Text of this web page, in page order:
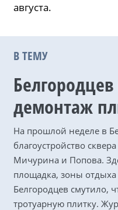
августа.
В ТЕМУ
демонтаж
На прошлой неделе в
благоустройство
Мичурина и Попова.
площадка, зоны
Белгородцев смутило,
тротуарную плитку.